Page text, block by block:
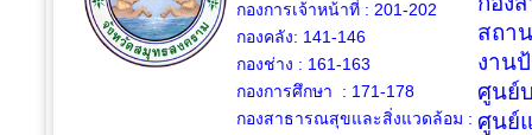
กองการเจ้าหน้าที่ : 201-202
กองคลัง: 141-146
กองช่าง : 161-163
กองการศึกษา : 171-178
กองสาธารณสุขและสิ่งแวดล้อม :
สถา
งาน
ศูนย์
ศูนย์